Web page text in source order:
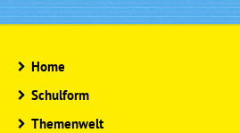
Home
Schulform
Themenwelt